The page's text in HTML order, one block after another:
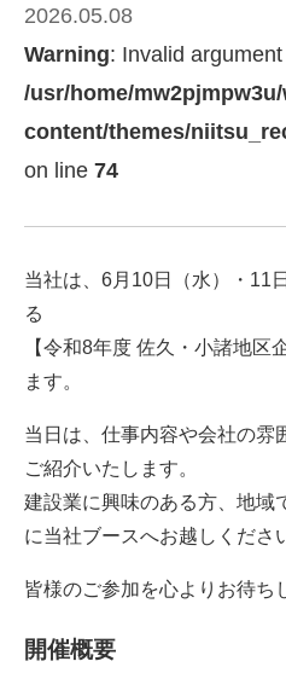
2026.05.08
Warning: Invalid
/usr/home/
content/themes/
on line 74
当社は、6月10日（水）・11
る
【令和8年度 佐久・小諸地区
ます。
当日は、仕事内容や会社の雰
ご紹介いたします。
建設業に興味のある方、地域
に当社ブースへお越しくださ
皆様のご参加を心よりお待ち
開催概要